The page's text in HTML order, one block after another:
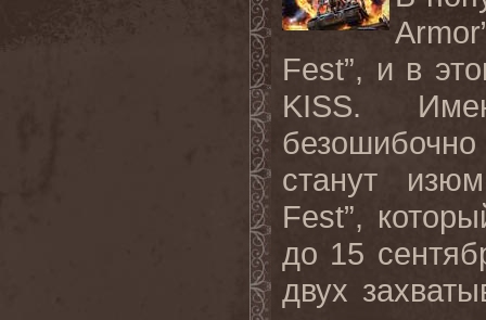
Fest”, и в
KISS.
станут
Fest”,
до 15
двух